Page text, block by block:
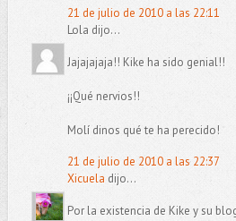
21 de julio de 2010 a las 22:11
Lola dijo...
Jajajajaja!! Kike ha sido genial!!
¡¡Qué nervios!!
Molí dinos qué te ha perecido!
21 de julio de 2010 a las 22:37
Xicuela dijo...
Por la existencia de Kike y su